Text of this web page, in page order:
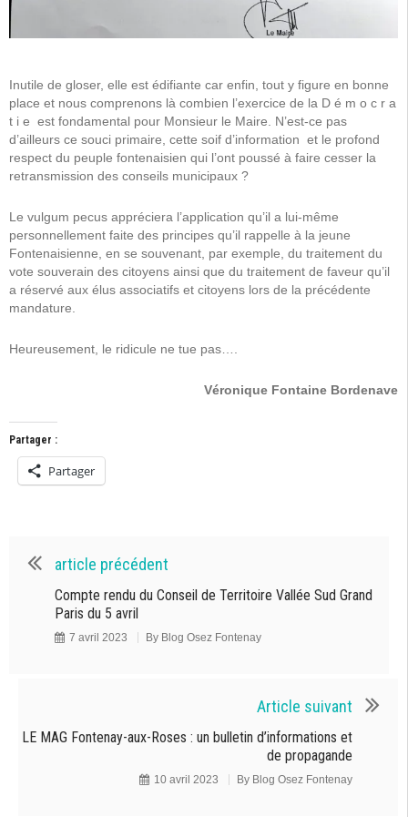
Inutile de gloser, elle est édifiante car enfin, tout y figure en bonne
place et nous comprenons là combien l’exercice de la D é m o c r a
t i e est fondamental pour Monsieur le Maire. N’est-ce pas
d’ailleurs ce souci primaire, cette soif d’information et le profond
respect du peuple fontenaisien qui l’ont poussé à faire cesser la
retransmission des conseils municipaux ?
Le vulgum pecus appréciera l’application qu’il a lui-même
personnellement faite des principes qu’il rappelle à la jeune
Fontenaisienne, en se souvenant, par exemple, du traitement du
vote souverain des citoyens ainsi que du traitement de faveur qu’il
a réservé aux élus associatifs et citoyens lors de la précédente
mandature.
Heureusement, le ridicule ne tue pas….
Véronique Fontaine Bordenave
Partager :
Partager
article précédent
Compte rendu du Conseil de Territoire Vallée Sud Grand
Paris du 5 avril
7 avril 2023 By Blog Osez Fontenay
Article suivant
LE MAG Fontenay-aux-Roses : un bulletin d’informations et
de propagande
10 avril 2023 By Blog Osez Fontenay